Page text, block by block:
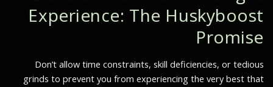
Experience: The Huskyboost
Promise
Don’t allow time constraints, skill deficiencies, or tedious
grinds to prevent you from experiencing the very best that